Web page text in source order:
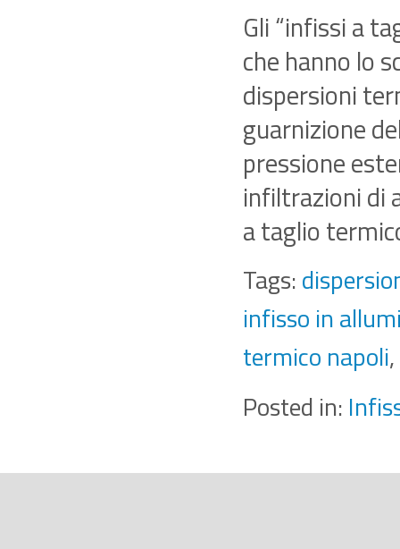
Gli “infissi a
che hanno lo
dispersioni
guarnizione
pressione
infiltrazioni di
a taglio
Tags:
infisso in
termico napoli,
Posted in: